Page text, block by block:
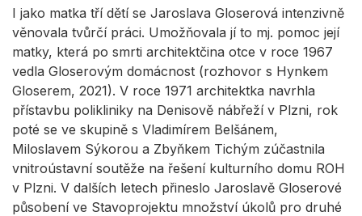
I jako matka tří dětí se Jaroslava Gloserová intenzivně
věnovala tvůrčí práci. Umožňovala jí to mj. pomoc její
matky, která po smrti architektčina otce v roce 1967
vedla Gloserovým domácnost (rozhovor s Hynkem
Gloserem, 2021). V roce 1971 architektka navrhla
přístavbu polikliniky na Denisově nábřeží v Plzni, rok
poté se ve skupině s Vladimírem Belšánem,
Miloslavem Sýkorou a Zbyňkem Tichým zúčastnila
vnitroústavní soutěže na řešení kulturního domu ROH
v Plzni. V dalších letech přineslo Jaroslavě Gloserové
působení ve Stavoprojektu množství úkolů pro druhé